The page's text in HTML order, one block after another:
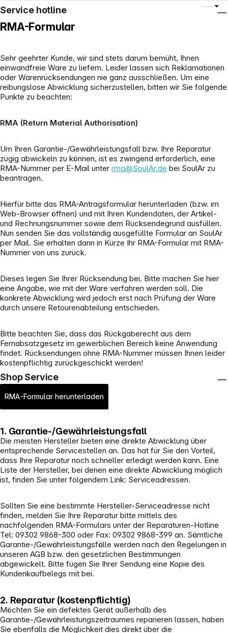
RMA-Formular
Sehr geehrter Kunde, wir sind stets darum bemüht, Ihnen
einwandfreie Ware zu liefern. Leider lassen sich Reklamationen
oder Warenrücksendungen nie ganz ausschließen. Um eine
reibungslose Abwicklung sicherzustellen, bitten wir Sie folgende
Punkte zu beachten:
RMA (Return Material Authorisation)
Um Ihren Garantie-/Gewährleistungsfall bzw. Ihre Reparatur
zügig abwickeln zu können, ist es zwingend erforderlich, eine
RMA-Nummer per E-Mail unter rma@SoulAr.de bei SoulAr zu
beantragen.
Hierfür bitte das RMA-Antragsformular herunterladen (bzw. im
Web-Browser öffnen) und mit Ihren Kundendaten, der Artikel-
und Rechnungsnummer sowie dem Rücksendegrund ausfüllen.
Nun senden Sie das vollständig ausgefüllte Formular an SoulAr
per Mail. Sie erhalten dann in Kürze Ihr RMA-Formular mit RMA-
Nummer von uns zurück.
Dieses legen Sie Ihrer Rücksendung bei. Bitte machen Sie hier
eine Angabe, wie mit der Ware verfahren werden soll. Die
konkrete Abwicklung wird jedoch erst nach Prüfung der Ware
durch unsere Retourenabteilung entschieden.
Bitte beachten Sie, dass das Rückgaberecht aus dem
Fernabsatzgesetz im gewerblichen Bereich keine Anwendung
findet. Rücksendungen ohne RMA-Nummer müssen Ihnen leider
kostenpflichtig zurückgeschickt werden!
RMA-Formular herunterladen
1. Garantie-/Gewährleistungsfall
Die meisten Hersteller bieten eine direkte Abwicklung über
entsprechende Servicestellen an. Das hat für Sie den Vorteil,
dass Ihre Reparatur noch schneller erledigt werden kann. Eine
Liste der Hersteller, bei denen eine direkte Abwicklung möglich
ist, finden Sie unter folgendem Link: Serviceadressen.
Sollten Sie eine bestimmte Hersteller-Serviceadresse nicht
finden, melden Sie Ihre Reparatur bitte mittels des
nachfolgenden RMA-Formulars unter der Reparaturen-Hotline
Tel: 09302 9868-300 oder Fax: 09302 9868-399 an. Sämtliche
Garantie-/Gewährleistungsfälle werden nach den Regelungen in
unseren AGB bzw. den gesetzlichen Bestimmungen
abgewickelt. Bitte fügen Sie Ihrer Sendung eine Kopie des
Kundenkaufbelegs mit bei.
2. Reparatur (kostenpflichtig)
Möchten Sie ein defektes Gerät außerhalb des
Garantie-/Gewährleistungszeitraumes reparieren lassen, haben
Sie ebenfalls die Möglichkeit dies direkt über die
Service hotline
Shop Service